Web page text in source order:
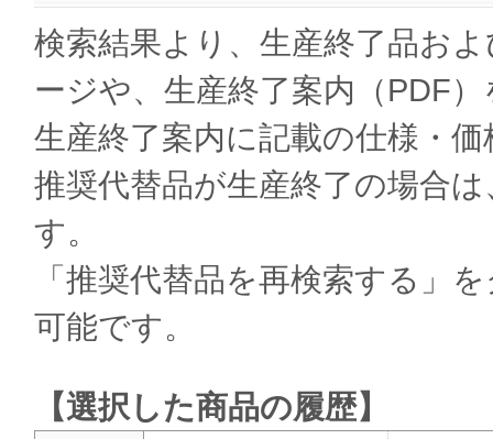
検索結果より、生産終了品お
ージや、生産終了案内（PDF
生産終了案内に記載の仕様・
推奨代替品が生産終了の場合
す。
「推奨代替品を再検索する」
可能です。
【選択した商品の履歴】